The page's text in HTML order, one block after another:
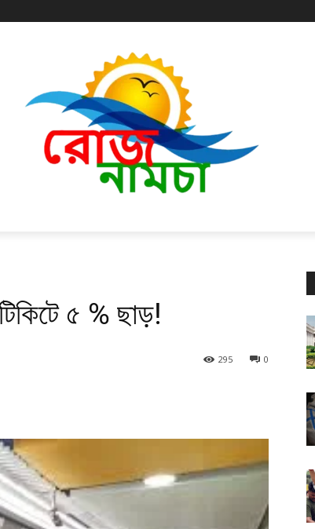
৫ % ছাড়!
0
295